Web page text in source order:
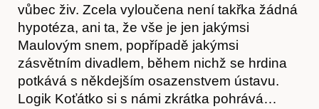
O nás
vůbec živ. Zcela vyloučena není takřka žádná
hypotéza, ani ta, že vše je jen jakýmsi
Maulovým snem, popřípadě jakýmsi
zásvětním divadlem, během nichž se hrdina
potkává s někdejším osazenstvem ústavu.
Logik Koťátko si s námi zkrátka pohrává…